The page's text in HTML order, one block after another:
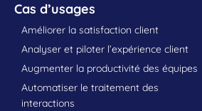
Cas d’usages
Améliorer la satisfaction client
Analyser et piloter l’expérience client
Augmenter la productivité des équipes
Automatiser le traitement des
interactions